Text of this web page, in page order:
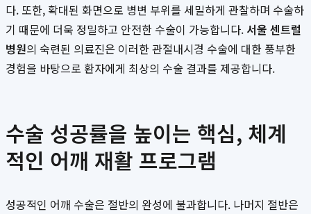
다. 또한, 확대된 화면으로 병변 부위를 세밀하게 관찰하며 수술하
기 때문에 더욱 정밀하고 안전한 수술이 가능합니다. 서울 센트럴
병원의 숙련된 의료진은 이러한 관절내시경 수술에 대한 풍부한
경험을 바탕으로 환자에게 최상의 수술 결과를 제공합니다.
수술 성공률을 높이는 핵심, 체계
적인 어깨 재활 프로그램
성공적인 어깨 수술은 절반의 완성에 불과합니다. 나머지 절반은